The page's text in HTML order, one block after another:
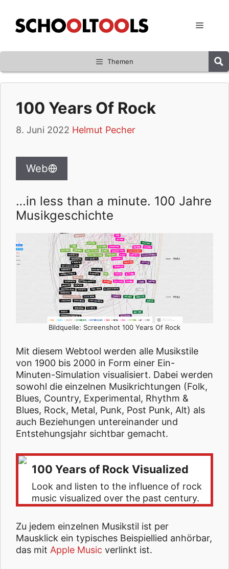
Inhalt
springen
Menü
Themen
100 Years Of Rock
8. Juni 2022 Helmut Pecher
Web
…in less than a minute. 100 Jahre
Musikgeschichte
Bildquelle: Screenshot 100 Years Of Rock
Mit diesem Webtool werden alle Musikstile
von 1900 bis 2000 in Form einer Ein-
Minuten-Simulation visualisiert. Dabei werden
sowohl die einzelnen Musikrichtungen (Folk,
Blues, Country, Experimental, Rhythm &
Blues, Rock, Metal, Punk, Post Punk, Alt) als
auch Beziehungen untereinander und
Entstehungsjahr sichtbar gemacht.
100 Years of Rock Visualized
Look and listen to the influence of rock
music visualized over the past century.
Zu jedem einzelnen Musikstil ist per
Mausklick ein typisches Beispiellied anhörbar,
das mit Apple Music verlinkt ist.